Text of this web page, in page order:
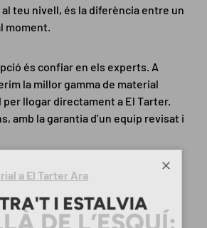
teu nivell, és la diferència entre un
moment.
és confiar en els experts. A
la millor gamma de material
per llogar directament a El Tarter.
amb la garantia d’un equip revisat i
a El Tarter Ara
DE L’ESQUÍ:
I ESTALVIA